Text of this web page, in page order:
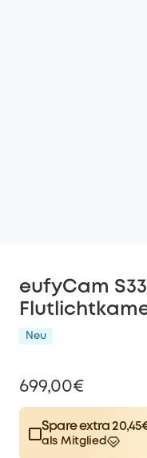
eufyCam
Neu
699,00€
Spare extra
als Mitglied
Plus Member $15.00